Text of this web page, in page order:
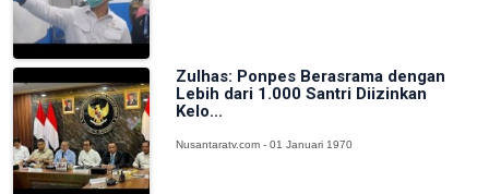
Zulhas: Ponpes Berasrama dengan
Lebih dari 1.000 Santri Diizinkan
Kelo...
Nusantaratv.com - 01 Januari 1970